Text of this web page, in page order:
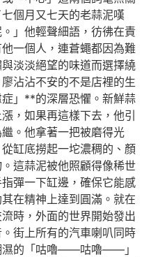
個月又七天的老蒜泥嘆
」他輕聲細語，彷彿在責
一個人，連蒼蠅都因為難
淡淡絕望的味道而選擇繞
沾沾不安的不是店裡的生
」**的深層恐懼。新鮮蒜
，如果再這樣下去，他引
。他拿著一把被磨得光
缸底撈起一坨濃稠的、顏
這蒜泥被他照顧得像稀世
彈一下缸邊，確保它能感
在精神上達到圓滿。就在
時，外面的世界開始發出
街上所有的汽車喇叭同時
濕的「咕嚕——咕嚕——」